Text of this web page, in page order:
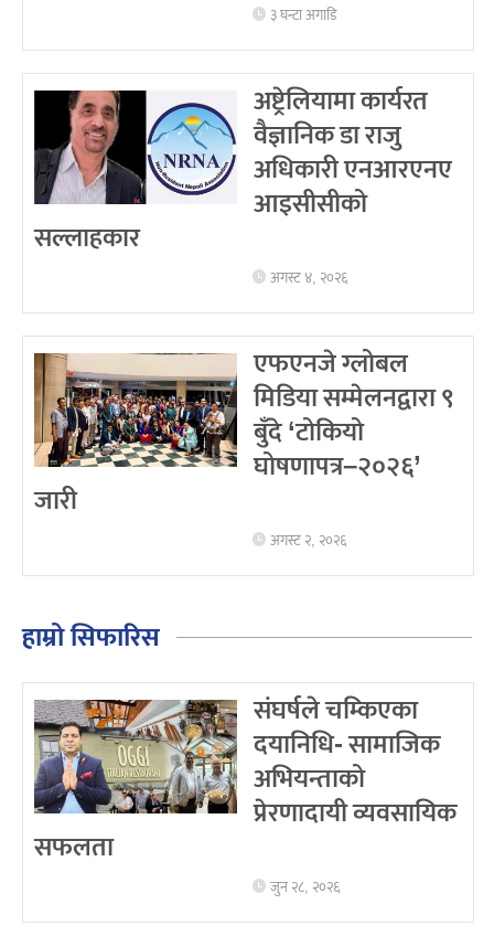
३ घन्टा अगाडि
अष्ट्रेलियामा कार्यरत
वैज्ञानिक डा राजु
अधिकारी एनआरएनए
आइसीसीको
सल्लाहकार
अगस्ट ४, २०२६
एफएनजे ग्लोबल
मिडिया सम्मेलनद्वारा ९
बुँदे ‘टोकियो
घोषणापत्र–२०२६’
जारी
अगस्ट २, २०२६
हाम्रो सिफारिस
संघर्षले चम्किएका
दयानिधि- सामाजिक
अभियन्ताको
प्रेरणादायी व्यवसायिक
सफलता
जुन २८, २०२६